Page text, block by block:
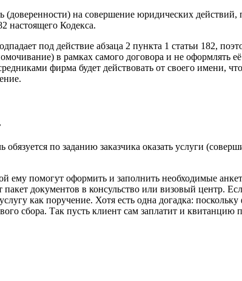
(доверенности) на совершение юридических
настоящего Кодекса.
под действие абзаца 2 пункта 1 статьи 182,
в рамках самого договора и не оформлять её
фирма будет действовать от своего имени,
по заданию заказчика оказать услуги
ему помогут оформить и заполнить необходимые
документов в консульство или визовый центр.
как поручение. Хотя есть одна догадка:
сбора. Так пусть клиент сам заплатит и квитанцию